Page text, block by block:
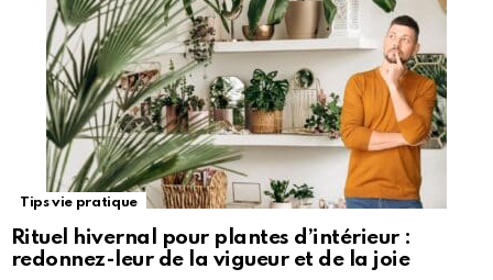
Tips vie pratique
Rituel hivernal pour plantes d’intérieur :
redonnez-leur de la vigueur et de la joie